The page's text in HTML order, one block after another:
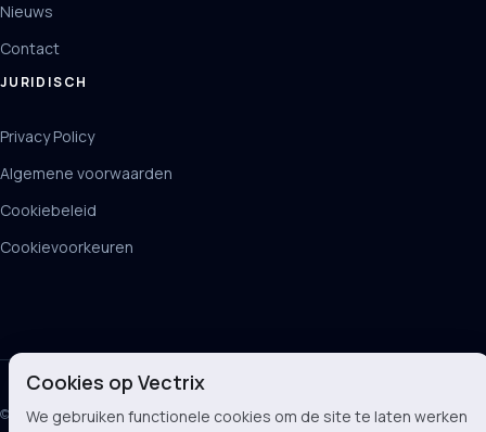
Nieuws
Contact
JURIDISCH
Privacy Policy
Algemene voorwaarden
Cookiebeleid
Cookievoorkeuren
© 2026 Vectrix BV
Cookies op Vectrix
We gebruiken functionele cookies om de site te laten werken